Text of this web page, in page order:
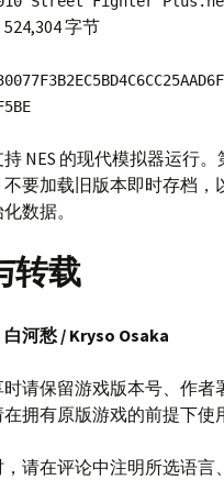
524,304 字节
NES 的现代模拟器运行
不要加载旧版本即时存档，
数据。
转载
白河愁 / Kryso Osaka
请保留游戏版本号、作者
拥有原版游戏的前提下使
请在评论中注明所选语言